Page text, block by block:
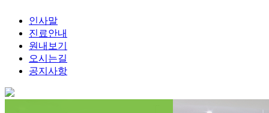
인사말
진료안내
원내보기
오시는길
공지사항